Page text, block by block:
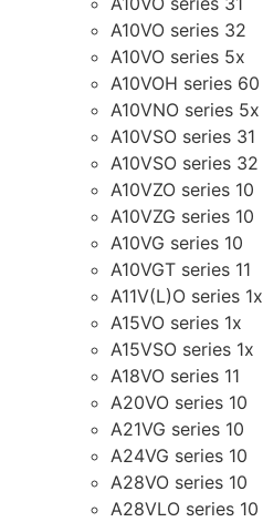
A10VO series 32
A10VO series 5x
A10VOH series 60
A10VNO series 5x
A10VSO series 31
A10VSO series 32
A10VZO series 10
A10VZG series 10
A10VG series 10
A10VGT series 11
A11V(L)O series 1x
A15VO series 1x
A15VSO series 1x
A18VO series 11
A20VO series 10
A21VG series 10
A24VG series 10
A28VO series 10
A28VLO series 10